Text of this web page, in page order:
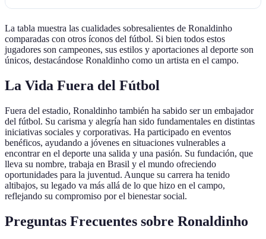
La tabla muestra las cualidades sobresalientes de Ronaldinho
comparadas con otros íconos del fútbol. Si bien todos estos
jugadores son campeones, sus estilos y aportaciones al deporte son
únicos, destacándose Ronaldinho como un artista en el campo.
La Vida Fuera del Fútbol
Fuera del estadio, Ronaldinho también ha sabido ser un embajador
del fútbol. Su carisma y alegría han sido fundamentales en distintas
iniciativas sociales y corporativas. Ha participado en eventos
benéficos, ayudando a jóvenes en situaciones vulnerables a
encontrar en el deporte una salida y una pasión. Su fundación, que
lleva su nombre, trabaja en Brasil y el mundo ofreciendo
oportunidades para la juventud. Aunque su carrera ha tenido
altibajos, su legado va más allá de lo que hizo en el campo,
reflejando su compromiso por el bienestar social.
Preguntas Frecuentes sobre Ronaldinho